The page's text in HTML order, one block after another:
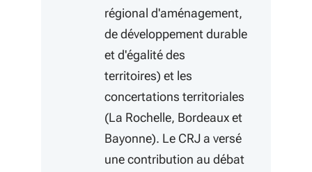
régional d'aménagement,
de développement durable
et d'égalité des
territoires) et les
concertations territoriales
(La Rochelle, Bordeaux et
Bayonne). Le CRJ a versé
une contribution au débat